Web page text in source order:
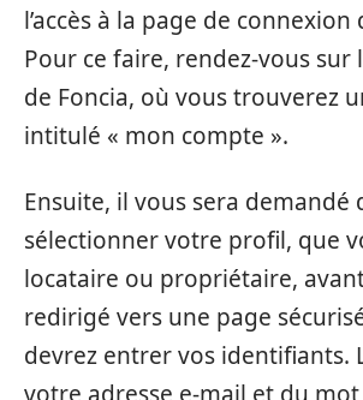
l’accès à la page de connexion
Pour ce faire, rendez-vous sur
de Foncia, où vous trouverez
intitulé « mon compte ».
Ensuite, il vous sera demandé
sélectionner votre profil, que
locataire ou propriétaire, avant
redirigé vers une page
devrez entrer vos identifiants.